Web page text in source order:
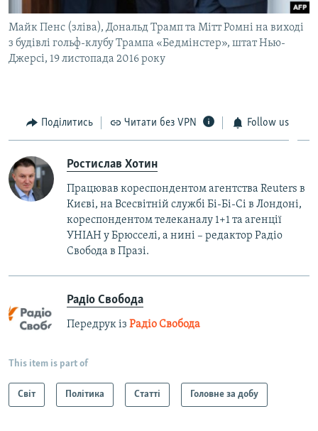
Майк Пенс (зліва), Дональд Трамп та Мітт Ромні на виході
з будівлі гольф-клубу Трампа «Бедмінстер», штат Нью-
Джерсі, 19 листопада 2016 року
Поділитись Читати без VPN Follow us
Ростислав Хотин
Працював кореспондентом агентства Reuters в
Києві, на Всесвітній службі Бі-Бі-Сі в Лондоні,
кореспондентом телеканалу 1+1 та агенції
УНІАН у Брюсселі, а нині – редактор Радіо
Свобода в Празі.
Радіо Свобода
Передрук із Радіо Свобода
This item is part of
Світ Політика Статті Головне за добу